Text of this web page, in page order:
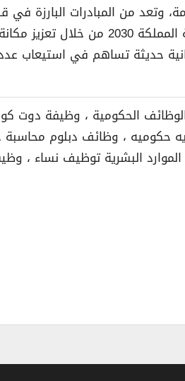
وتعد من المبادرات البارزة في
بموجب المرسوم الملكي رقم (23441) بتاريخ
حديثة تساهم في استيعاب عدد
الحكومية ، وظيفة دوت
حكوميه ، وظائف دبلوم
البشرية توظيف نساء ،